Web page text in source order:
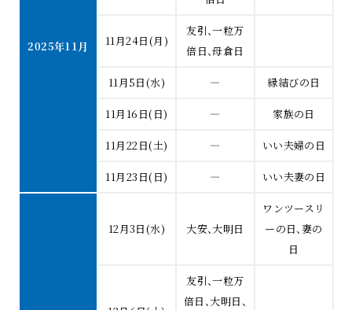
2025年11月 11月24日(月)
友引、一粒万
倍日、母倉日
11月5日(水) ― 縁結びの日
11月16日(日) ― 家族の日
11月22日(土) ― いい夫婦の日
11月23日(日) ― いい夫妻の日
12月3日(水) 大安、大明日
ワンツースリ
ーの日、妻の
日
友引、一粒万
倍日、大明日、